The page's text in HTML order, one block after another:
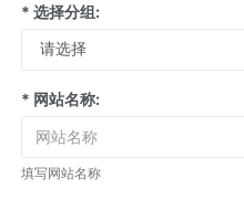
* 选择分组:
* 网站名称:
填写网站名称